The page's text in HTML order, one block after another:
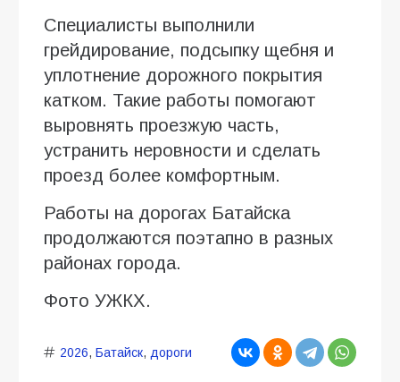
Специалисты выполнили
грейдирование, подсыпку щебня и
уплотнение дорожного покрытия
катком. Такие работы помогают
выровнять проезжую часть,
устранить неровности и сделать
проезд более комфортным.
Работы на дорогах Батайска
продолжаются поэтапно в разных
районах города.
Фото УЖКХ.
2026, Батайск, дороги